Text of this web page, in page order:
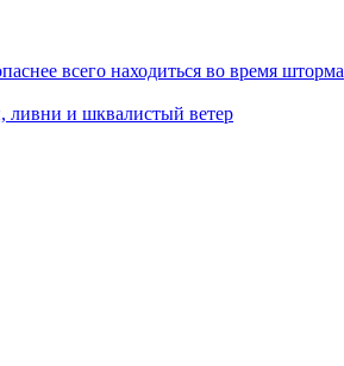
всего находиться во время шторма
ливни и шквалистый ветер